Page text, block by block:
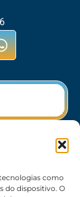
como
do dispositivo. O